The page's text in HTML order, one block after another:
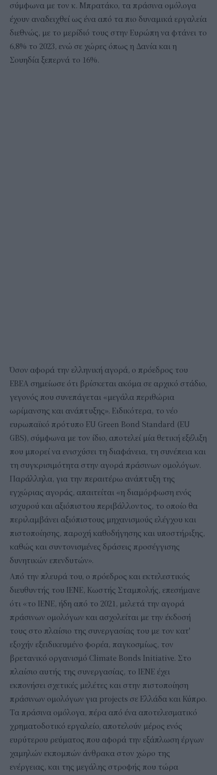
σύμφωνα με τον κ. Μπρατάκο, τα πράσινα ομόλογα
έχουν αναδειχθεί ως ένα από τα πιο δυναμικά εργαλεία
διεθνώς, με το μερίδιό τους στην Ευρώπη να φτάνει το
6,8% το 2023, ενώ σε χώρες όπως η Δανία και η
Σουηδία ξεπερνά το 16%.
Όσον αφορά την ελληνική αγορά, ο πρόεδρος του
ΕΒΕΑ σημείωσε ότι βρίσκεται ακόμα σε αρχικό στάδιο,
γεγονός που συνεπάγεται «μεγάλα περιθώρια
ωρίμανσης και ανάπτυξης». Ειδικότερα, το νέο
ευρωπαϊκό πρότυπο EU Green Bond Standard (EU
GBS), σύμφωνα με τον ίδιο, αποτελεί μία θετική εξέλιξη
που μπορεί να ενισχύσει τη διαφάνεια, τη συνέπεια και
τη συγκρισιμότητα στην αγορά πράσινων ομολόγων.
Παράλληλα, για την περαιτέρω ανάπτυξη της
εγχώριας αγοράς, απαιτείται «η διαμόρφωση ενός
ισχυρού και αξιόπιστου περιβάλλοντος, το οποίο θα
περιλαμβάνει αξιόπιστους μηχανισμούς ελέγχου και
πιστοποίησης, παροχή καθοδήγησης και υποστήριξης,
καθώς και συντονισμένες δράσεις προσέγγισης
δυνητικών επενδυτών».
Από την πλευρά του, ο πρόεδρος και εκτελεστικός
διευθυντής του ΙΕΝΕ, Κωστής Σταμπολής, επεσήμανε
ότι «το ΙΕΝΕ, ήδη από το 2021, μελετά την αγορά
πράσινων ομολόγων και ασχολείται με την έκδοσή
τους στο πλαίσιο της συνεργασίας του με τον κατ'
εξοχήν εξειδικευμένο φορέα, παγκοσμίως, τον
βρετανικό οργανισμό Climate Bonds Initiative. Στο
πλαίσιο αυτής της συνεργασίας, το ΙΕΝΕ έχει
εκπονήσει σχετικές μελέτες και στην πιστοποίηση
πράσινων ομολόγων για projects σε Ελλάδα και Κύπρο.
Tα πράσινα ομόλογα, πέρα από ένα αποτελεσματικό
χρηματοδοτικό εργαλείο, αποτελούν μέρος ενός
ευρύτερου ρεύματος που αφορά την εξάπλωση έργων
χαμηλών εκπομπών άνθρακα στον χώρο της
ενέργειας, και της μεγάλης στροφής που τώρα